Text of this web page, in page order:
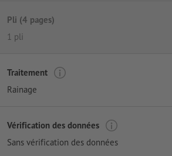
Pli (4 pages)
1 pli
Traitement
Rainage
Vérification des données
Sans vérification des données